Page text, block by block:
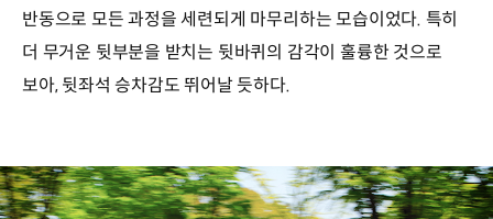
반동으로 모든 과정을 세련되게 마무리하는 모습이었다. 특히
더 무거운 뒷부분을 받치는 뒷바퀴의 감각이 훌륭한 것으로
보아, 뒷좌석 승차감도 뛰어날 듯하다.